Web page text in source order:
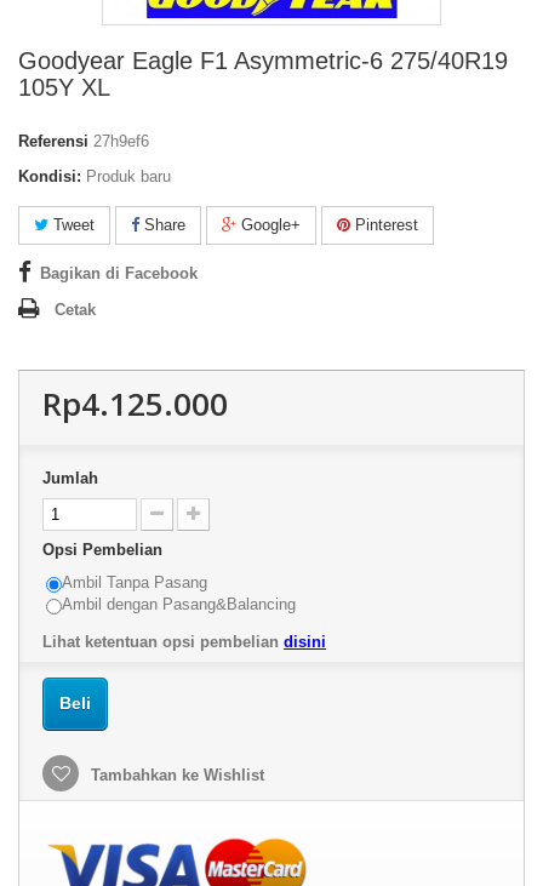
Goodyear Eagle F1 Asymmetric-6 275/40R19
105Y XL
Referensi 27h9ef6
Kondisi: Produk baru
Tweet Share Google+ Pinterest
Bagikan di Facebook
Cetak
Rp4.125.000
Jumlah
Opsi Pembelian
Ambil Tanpa Pasang
Ambil dengan Pasang&Balancing
Lihat ketentuan opsi pembelian disini
Beli
Tambahkan ke Wishlist